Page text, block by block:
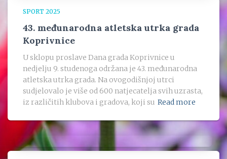
SPORT 2025
43. međunarodna atletska utrka grada
Koprivnice
U sklopu proslave Dana grada Koprivnice u
nedjelju 9. studenoga održana je 43. međunarodna
atletska utrka grada. Na ovogodišnjoj utrci
sudjelovalo je više od 600 natjecatelja svih uzrasta,
iz različitih klubova i gradova, koji su Read more